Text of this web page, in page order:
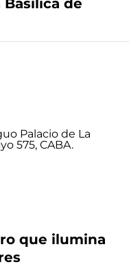
de
que ilumina